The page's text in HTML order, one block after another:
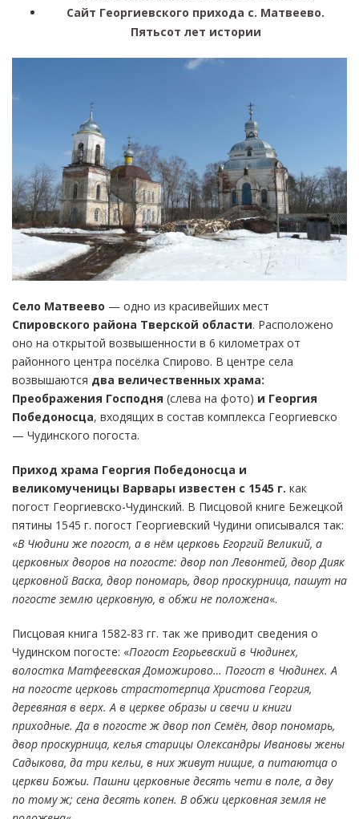
Сайт Георгиевского прихода с. Матвеево.
Пятьсот лет истории
Село Матвеево — одно из красивейших мест
Спировского района Тверской области. Расположено
оно на открытой возвышенности в 6 километрах от
районного центра посёлка Спирово. В центре села
возвышаются два величественных храма:
Преображения Господня (слева на фото) и Георгия
Победоносца, входящих в состав комплекса Георгиевско
— Чудинского погоста.
Приход храма Георгия Победоносца и
великомученицы Варвары известен с 1545 г. как
погост Георгиевско-Чудинский. В Писцовой книге Бежецкой
пятины 1545 г. погост Георгиевский Чудини описывался так:
«В Чюдини же погост, а в нём церковь Егоргий Великий, а
церковных дворов на погосте: двор поп Левонтей, двор Дияк
церковной Васка, двор пономарь, двор проскурница, пашут на
погосте землю церковную, в обжи не положена«.
Писцовая книга 1582-83 гг. так же приводит сведения о
Чудинском погосте: «Погост Егорьевский в Чюдинех,
волостка Матфеевская Доможирово… Погост в Чюдинех. А
на погосте церковь страстотерпца Христова Георгия,
деревяная в верх. А в церкве образы и свечи и книги
приходные. Да в погосте ж двор поп Семён, двор пономарь,
двор проскурница, келья старицы Олександры Ивановы жены
Садыкова, да три кельи, в них живут нищие, а питаютца о
церкви Божьи. Пашни церковные десять чети в поле, а дву
по тому ж; сена десять копен. В обжи церковная земля не